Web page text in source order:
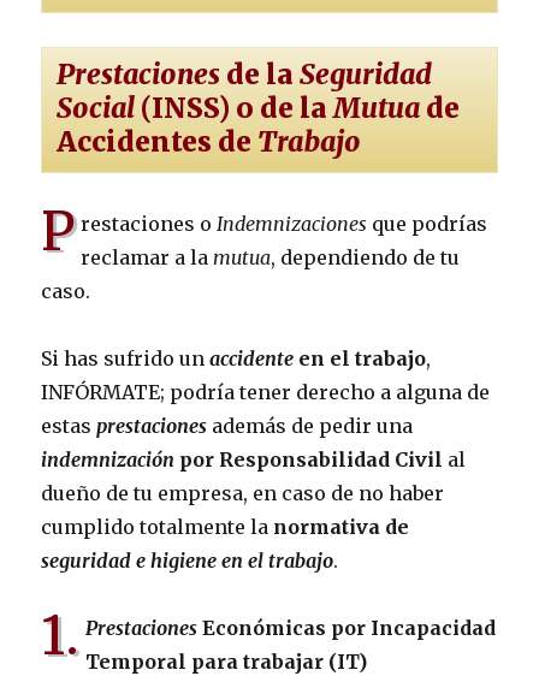
Prestaciones de laSeguridad
Social (INSS) o de laMutua de
Accidentes de Trabajo
P restaciones o Indemnizaciones que podrías
reclamar a la mutua, dependiendo de tu
caso.
Si has sufrido unaccidente en el trabajo,
INFÓRMATE; podría tener derecho a alguna de
estasprestaciones además de pedir una
indemnización por Responsabilidad Civil al
dueño de tu empresa, en caso de no haber
cumplido totalmente la normativa de
seguridad e higiene en el trabajo.
1. PrestacionesEconómicas por Incapacidad
Temporal para trabajar (IT)